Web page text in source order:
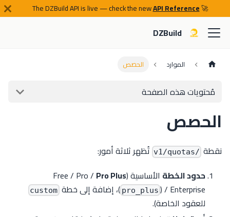
🚀 The DZBuild API is live — check the new
API Reference
DZBuild
الموارد الحصص
مُحتويات هذه الصفحة
الحصص
نقطة /v1/quotas
تُظهر ثلاثة أمور:
حدود الخطة الأساسية (Free / Pro /Pro Plus
( pro_plus ) / Enterprise، إضافة إلى خطة custom
للعقود الخاصة).